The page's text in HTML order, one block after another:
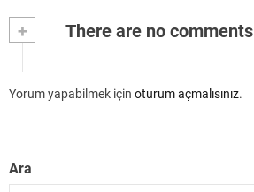
+ There are no comments
Yorum yapabilmek için oturum açmalısınız.
Ara